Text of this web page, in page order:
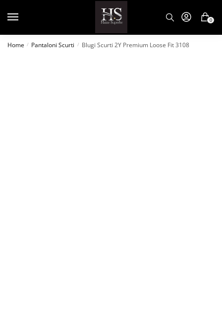
0
Home / Pantaloni Scurti / Blugi Scurti 2Y Premium Loose Fit 3108